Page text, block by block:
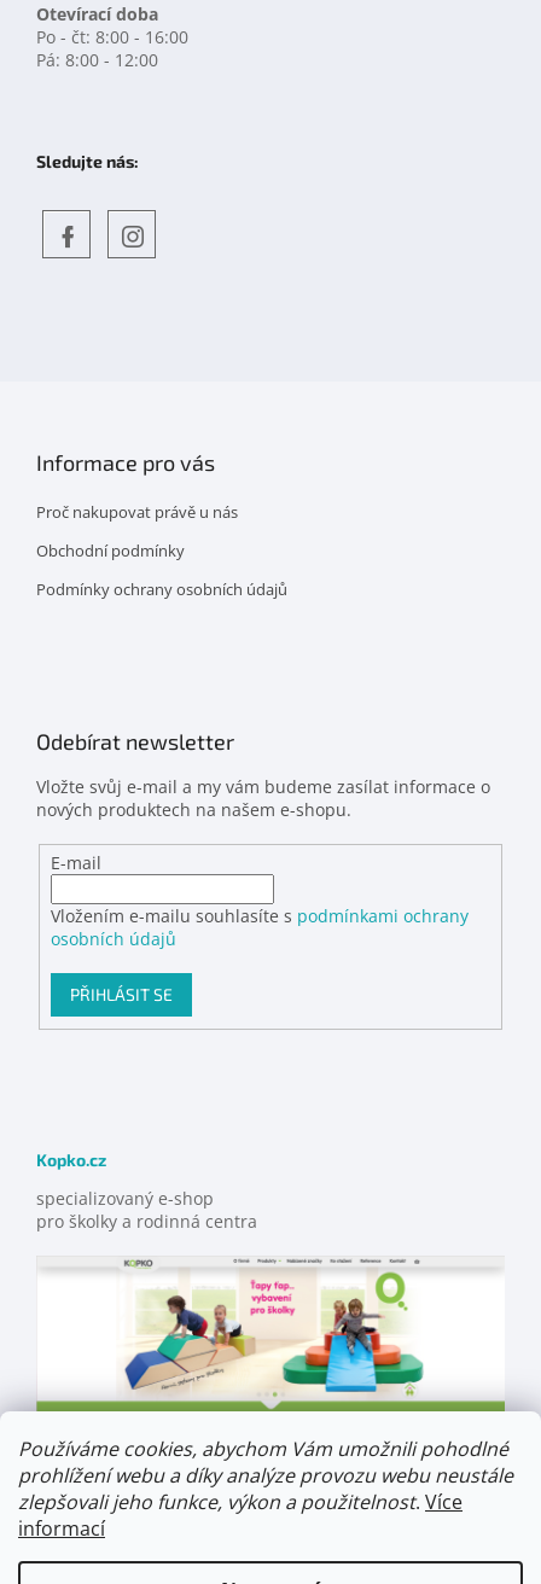
Používáme cookies, abychom Vám umožnili pohodlné
prohlížení webu a díky analýze provozu webu neustále
zlepšovali jeho funkce, výkon a použitelnost. Více
informací
Otevírací doba
Po - čt: 8:00 - 16:00
Pá: 8:00 - 12:00
Sledujte nás:
Informace pro vás
Proč nakupovat právě u nás
Obchodní podmínky
Podmínky ochrany osobních údajů
Odebírat newsletter
Vložte svůj e-mail a my vám budeme zasílat informace o
nových produktech na našem e-shopu.
E-mail
Vložením e-mailu souhlasíte s podmínkami ochrany
osobních údajů
PŘIHLÁSIT SE
Kopko.cz
specializovaný e-shop
pro školky a rodinná centra